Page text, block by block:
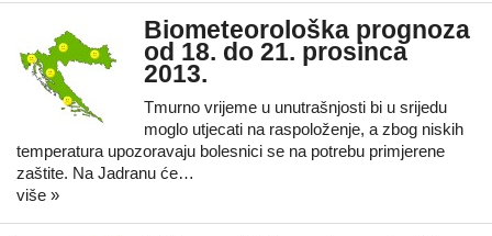
Biometeorološka prognoza
od 18. do 21. prosinca
2013.
Tmurno vrijeme u unutrašnjosti bi u srijedu
moglo utjecati na raspoloženje, a zbog niskih
temperatura upozoravaju bolesnici se na potrebu primjerene
zaštite. Na Jadranu će…
više »